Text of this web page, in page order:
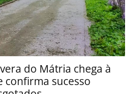
do Mátria chega à
confirma sucesso